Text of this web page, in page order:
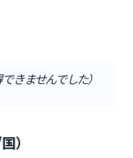
きませんでした）
）